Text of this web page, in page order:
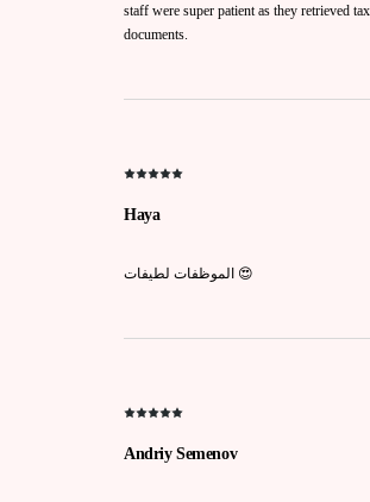
staff were super patient as they retrieved
documents.
Haya
الموظفات لطيفات 😍
Andriy Semenov